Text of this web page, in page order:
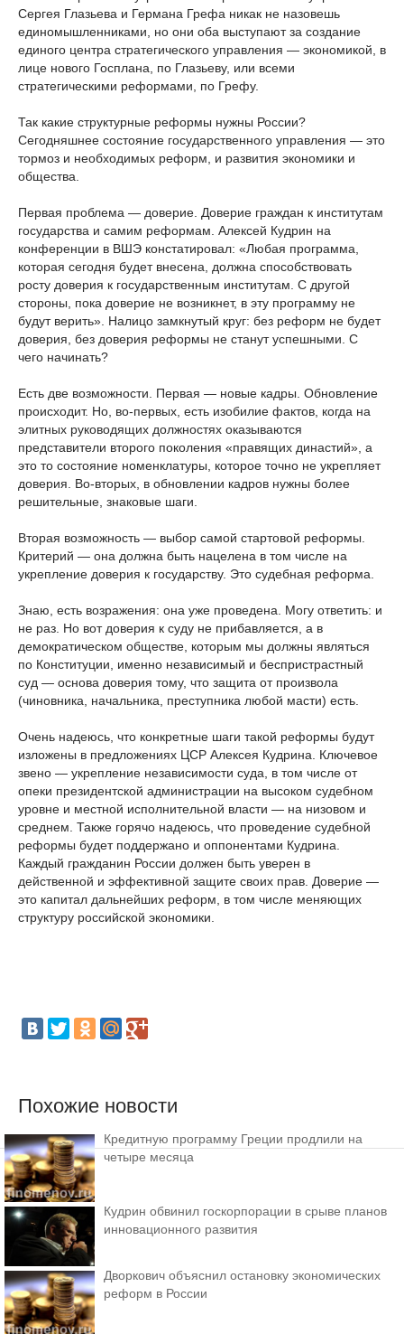
Сергея Глазьева и Германа Грефа никак не назовешь
единомышленниками, но они оба выступают за создание
единого центра стратегического управления — экономикой, в
лице нового Госплана, по Глазьеву, или всеми
стратегическими реформами, по Грефу.
Так какие структурные реформы нужны России?
Сегодняшнее состояние государственного управления — это
тормоз и необходимых реформ, и развития экономики и
общества.
Первая проблема — доверие. Доверие граждан к институтам
государства и самим реформам. Алексей Кудрин на
конференции в ВШЭ констатировал: «Любая программа,
которая сегодня будет внесена, должна способствовать
росту доверия к государственным институтам. С другой
стороны, пока доверие не возникнет, в эту программу не
будут верить». Налицо замкнутый круг: без реформ не будет
доверия, без доверия реформы не станут успешными. С
чего начинать?
Есть две возможности. Первая — новые кадры. Обновление
происходит. Но, во-первых, есть изобилие фактов, когда на
элитных руководящих должностях оказываются
представители второго поколения «правящих династий», а
это то состояние номенклатуры, которое точно не укрепляет
доверия. Во-вторых, в обновлении кадров нужны более
решительные, знаковые шаги.
Вторая возможность — выбор самой стартовой реформы.
Критерий — она должна быть нацелена в том числе на
укрепление доверия к государству. Это судебная реформа.
Знаю, есть возражения: она уже проведена. Могу ответить: и
не раз. Но вот доверия к суду не прибавляется, а в
демократическом обществе, которым мы должны являться
по Конституции, именно независимый и беспристрастный
суд — основа доверия тому, что защита от произвола
(чиновника, начальника, преступника любой масти) есть.
Очень надеюсь, что конкретные шаги такой реформы будут
изложены в предложениях ЦСР Алексея Кудрина. Ключевое
звено — укрепление независимости суда, в том числе от
опеки президентской администрации на высоком судебном
уровне и местной исполнительной власти — на низовом и
среднем. Также горячо надеюсь, что проведение судебной
реформы будет поддержано и оппонентами Кудрина.
Каждый гражданин России должен быть уверен в
действенной и эффективной защите своих прав. Доверие —
это капитал дальнейших реформ, в том числе меняющих
структуру российской экономики.
Похожие новости
Кредитную программу Греции продлили на
четыре месяца
Кудрин обвинил госкорпорации в срыве планов
инновационного развития
Дворкович объяснил остановку экономических
реформ в России